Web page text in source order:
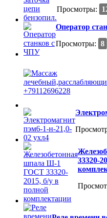
Просмотры:
Оператор
Просмотры: 8
33320-